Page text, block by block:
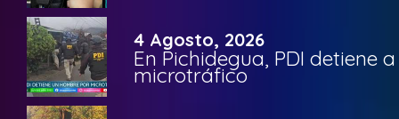
4 Agosto, 2026
En Pichidegua, PDI detiene
microtráfico